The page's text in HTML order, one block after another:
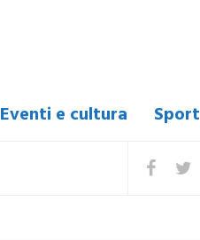
Eventi e cultura Sport